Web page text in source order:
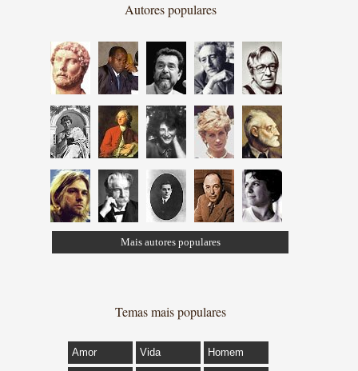
Autores populares
Mais autores populares
Temas mais populares
Amor Vida Homem